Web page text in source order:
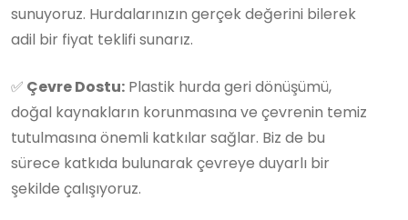
sunuyoruz. Hurdalarınızın gerçek değerini bilerek
adil bir fiyat teklifi sunarız.
✅ Çevre Dostu: Plastik hurda geri dönüşümü,
doğal kaynakların korunmasına ve çevrenin temiz
tutulmasına önemli katkılar sağlar. Biz de bu
sürece katkıda bulunarak çevreye duyarlı bir
şekilde çalışıyoruz.